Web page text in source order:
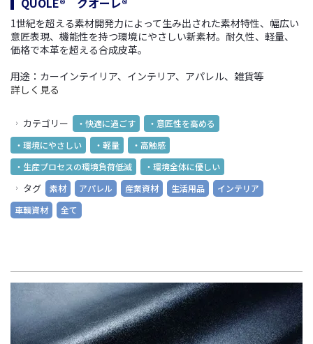
1世紀を超える素材開発力によって生み出された素材特性、幅広い
意匠表現、機能性を持つ環境にやさしい新素材。 耐久性、軽量、
価格で本革を超える合成皮革。
用途：カーインテイリア、インテリア、アパレル、雑貨等
詳しく見る
カテゴリー ・快適に過ごす
・意匠性を高める
・環境にやさしい
・軽量
・高触感
・生産プロセスの環境負荷低減
・環境全体に優しい
タグ 素材 アパレル 産業資材 生活用品
インテリア
車輌資材
全て